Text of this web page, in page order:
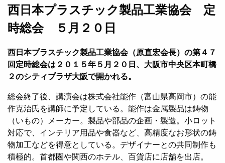
西日本プラスチック製品工業協会 定
時総会 ５月２０日
西日本プラスチック製品工業協会（原直宏会長）の第４７
回定時総会は２０１５年５月２０日、大阪市中央区本町橋
２のシティプラザ大阪で開かれる。
総会終了後、講演会は株式会社能作（富山県高岡市）の能
作克治氏を講師に予定している。能作は金属製品は鋳物
（いもの）メーカー。製品や部品の企画・製造。小ロット
対応で、インテリア用品や食器など、高精度なお形状の鋳
物加工などを得意としている。デザイナーとの共同制作も
積極的。首都圏や関西のホテル、百貨店に店舗を出店。